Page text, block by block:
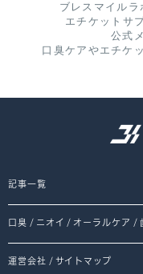
ブレスマイル
エチケットサ
公式
口臭ケアやエチケ
記事一覧
口臭 / ニオイ / オーラルケア /
運営会社 / サイトマップ